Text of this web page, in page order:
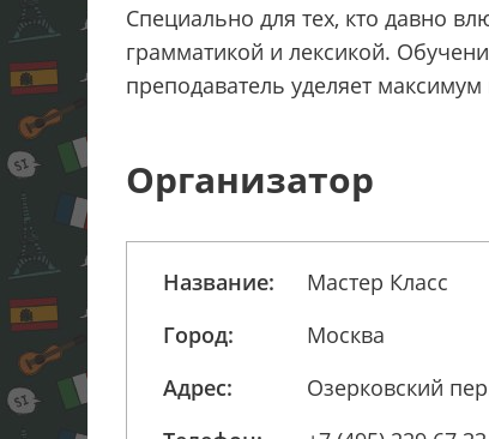
Специально для тех, кто давно
грамматикой и лексикой.
преподаватель уделяет
Организатор
Название:
Мастер Класс
Город:
Москва
Адрес:
Озерковский